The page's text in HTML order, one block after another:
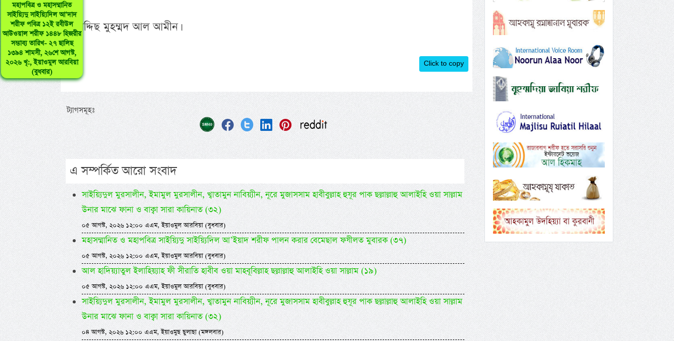
মহাপবিত্র ও মহাসম্মানিত
সাইয়্যিদু সাইয়্যিদিল আ’দাদ
শরীফ পবিত্র ১২ই রবীউল
আউওয়াল শরীফ ১৪৪৮ হিজরীর
সম্ভাব্য তারিখ- ২৭ ছালিছ
১৩৯৪ শামসী, ২৬শে আগস্ট,
২০২৬ খৃ:, ইয়াওমুল আরবিয়া
(বুধবার)
-মুহাদ্দিছ মুহম্মদ আল আমীন।
Click to copy
ট্যাগসমূহঃ
এ সম্পর্কিত আরো সংবাদ
সাইয়্যিদুল মুরসালীন, ইমামুল মুরসালীন, খ্বাতামুন নাবিয়্যীন, নূরে মুজাসসাম হাবীবুল্লাহ হুযূর পাক ছল্লাল্লাহু আলাইহি ওয়া সাল্লাম
উনার মাঝে ফানা ও বাক্বা সারা কায়িনাত (৩২)
০৫ আগস্ট, ২০২৬ ১২:০০ এএম, ইয়াওমুল আরবিয়া (বুধবার)
মহাসম্মানিত ও মহাপবিত্র সাইয়্যিদু সাইয়্যিদিল আ’ইয়াদ শরীফ পালন করার বেমেছাল ফযীলত মুবারক (৩৭)
০৫ আগস্ট, ২০২৬ ১২:০০ এএম, ইয়াওমুল আরবিয়া (বুধবার)
আল হাদিয়্যাতুল ইলাহিয়্যাহ ফী সীরাতি হাবীব ওয়া মাহবূবিল্লাহ ছল্লাল্লাহু আলাইহি ওয়া সাল্লাম (১৯)
০৫ আগস্ট, ২০২৬ ১২:০০ এএম, ইয়াওমুল আরবিয়া (বুধবার)
সাইয়্যিদুল মুরসালীন, ইমামুল মুরসালীন, খ্বাতামুন নাবিয়্যীন, নূরে মুজাসসাম হাবীবুল্লাহ হুযূর পাক ছল্লাল্লাহু আলাইহি ওয়া সাল্লাম
উনার মাঝে ফানা ও বাক্বা সারা কায়িনাত (৩২)
০৪ আগস্ট, ২০২৬ ১২:০০ এএম, ইয়াওমুছ ছুলাছা (মঙ্গলবার)